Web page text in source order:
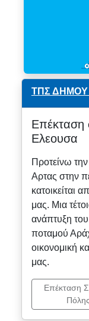
ΤΠΣ ΔΗΜΟΥ
Επέκταση
Ελεουσα
Προτείνω
Αρτας στην
κατοικείται
μας. Μια
ανάπτυξη
ποταμού
οικονομική
μας.
Επέκταση
Πόλης